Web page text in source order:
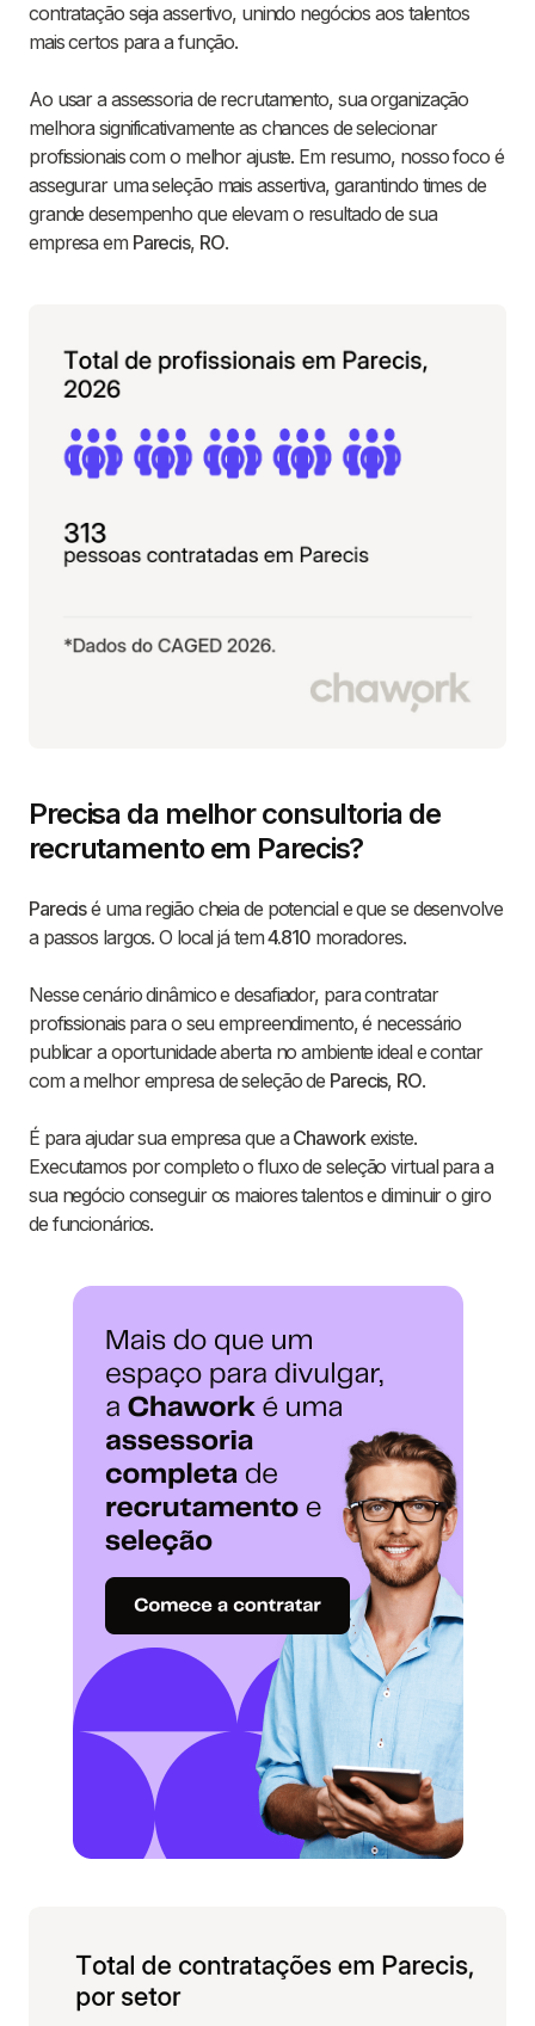
contratação seja assertivo, unindo negócios aos talentos
mais certos para a função.
Ao usar a assessoria de recrutamento, sua organização
melhora significativamente as chances de selecionar
profissionais com o melhor ajuste. Em resumo, nosso foco é
assegurar uma seleção mais assertiva, garantindo times de
grande desempenho que elevam o resultado de sua
empresa em Parecis, RO.
Precisa da melhor consultoria de
recrutamento em Parecis?
Parecisé uma região cheia de potencial e que se desenvolve
a passos largos. O local já tem4.810moradores.
Nesse cenário dinâmico e desafiador, para contratar
profissionais para o seu empreendimento, é necessário
publicar a oportunidade aberta no ambiente ideal e contar
com a melhor empresa de seleção de Parecis, RO.
É para ajudar sua empresa que a Chaworkexiste.
Executamos por completo o fluxo de seleção virtual para a
sua negócio conseguir os maiores talentos e diminuir o giro
de funcionários.